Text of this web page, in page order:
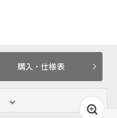
購入・仕様表